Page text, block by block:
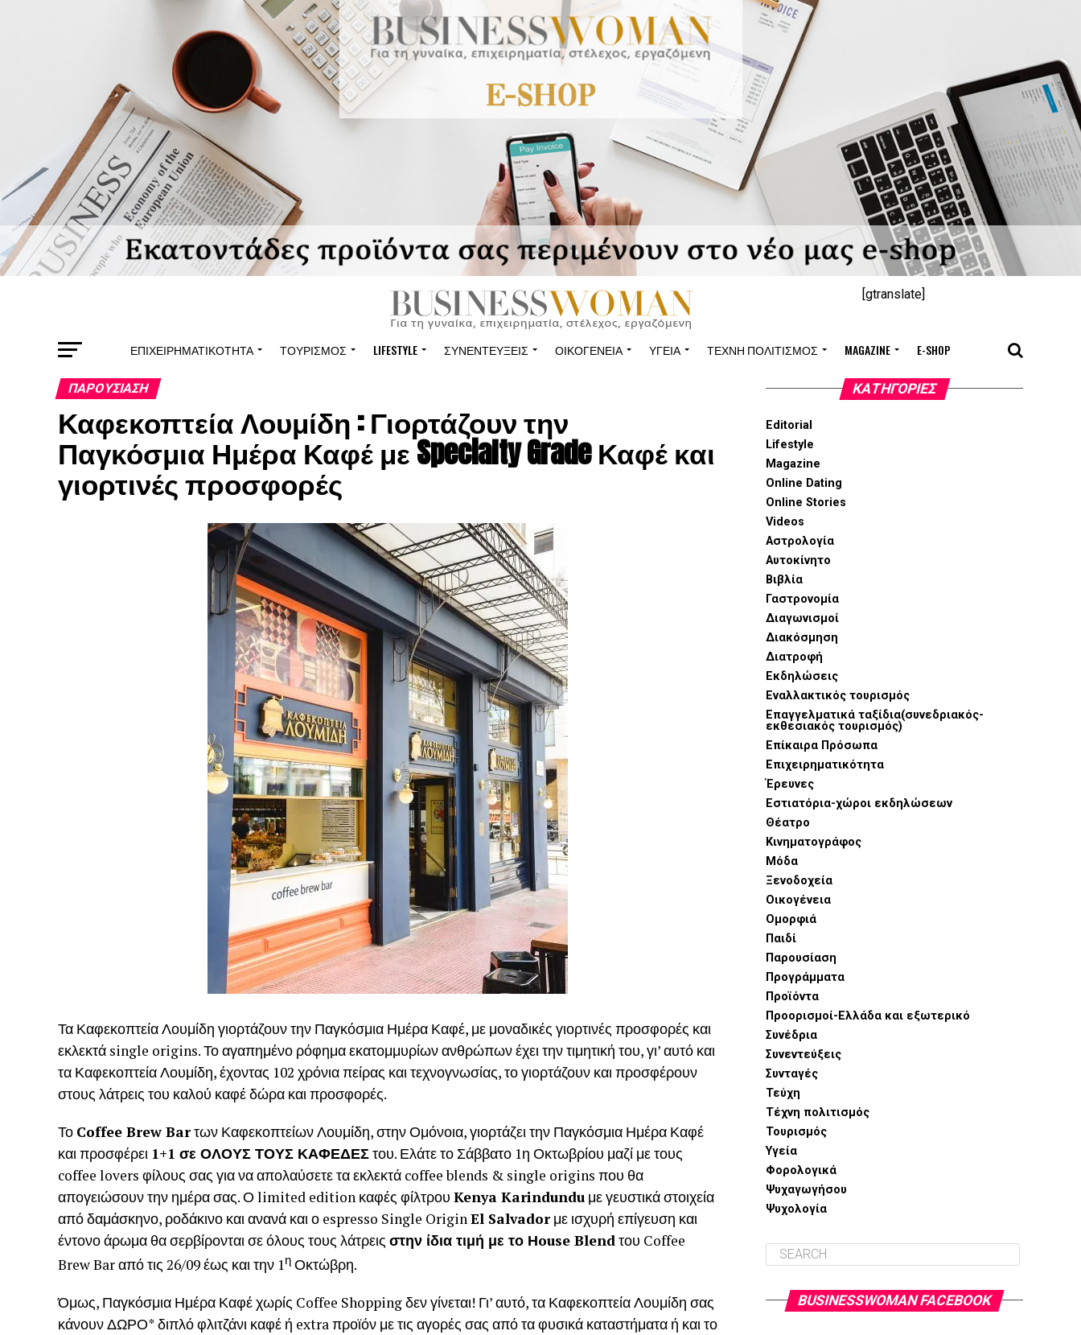
[gtranslate]
ΕΠΙΧΕΙΡΗΜΑΤΙΚΌΤΗΤΑ ΤΟΥΡΙΣΜΌΣ LIFESTYLE ΣΥΝΕΝΤΕΎΞΕΙΣ ΟΙΚΟΓΈΝΕΙΑ ΥΓΕΊΑ ΤΈΧΝΗ ΠΟΛΙΤΙΣΜΌΣ MAGAZINE E-SHOP
ΠΑΡΟΥΣΊΑΣΗ
Καφεκοπτεία Λουμίδη : Γιορτάζουν την
Παγκόσμια Ημέρα Καφέ με Specialty Grade Καφέ και
γιορτινές προσφορές
Τα Καφεκοπτεία Λουμίδη γιορτάζουν την Παγκόσμια Ημέρα Καφέ, με μοναδικές γιορτινές προσφορές και
εκλεκτά single origins. Το αγαπημένο ρόφημα εκατομμυρίων ανθρώπων έχει την τιμητική του, γι’ αυτό και
τα Καφεκοπτεία Λουμίδη, έχοντας 102 χρόνια πείρας και τεχνογνωσίας, το γιορτάζουν και προσφέρουν
στους λάτρεις του καλού καφέ δώρα και προσφορές.
Το Coffee Brew Barτων Καφεκοπτείων Λουμίδη, στην Ομόνοια, γιορτάζει την Παγκόσμια Ημέρα Καφέ
και προσφέρει 1+1 σε ΟΛΟΥΣ ΤΟΥΣ ΚΑΦΕΔΕΣτου. Ελάτε το Σάββατο 1η Οκτωβρίου μαζί με τους
coffee lovers φίλους σας για να απολαύσετε τα εκλεκτά coffee blends & single origins που θα
απογειώσουν την ημέρα σας. Ο limited edition καφές φίλτρου Kenya Karindundu με γευστικά στοιχεία
από δαμάσκηνο, ροδάκινο και ανανά και ο espresso Single OriginEl Salvadorμε ισχυρή επίγευση και
έντονο άρωμα θα σερβίρονται σε όλους τους λάτρεις στην ίδια τιμή με το Ηouse Blendτου Coffee
Brew Bar από τις 26/09 έως και την 1η Οκτώβρη.
Όμως, Παγκόσμια Ημέρα Καφέ χωρίς Coffee Shopping δεν γίνεται! Γι’ αυτό, τα Καφεκοπτεία Λουμίδη σας
κάνουν ΔΩΡΟ* διπλό φλιτζάνι καφέ ή extra προϊόν με τις αγορές σας από τα φυσικά καταστήματα ή και το
KΑΤΗΓΟΡΊΕΣ
Editorial
Lifestyle
Magazine
Online Dating
Online Stories
Videos
Αστρολογία
Αυτοκίνητο
Βιβλία
Γαστρονομία
Διαγωνισμοί
Διακόσμηση
Διατροφή
Εκδηλώσεις
Εναλλακτικός τουρισμός
Επαγγελματικά ταξίδια(συνεδριακός-
εκθεσιακός τουρισμός)
Επίκαιρα Πρόσωπα
Επιχειρηματικότητα
Έρευνες
Εστιατόρια-χώροι εκδηλώσεων
Θέατρο
Κινηματογράφος
Μόδα
Ξενοδοχεία
Οικογένεια
Ομορφιά
Παιδί
Παρουσίαση
Προγράμματα
Προϊόντα
Προορισμοί-Ελλάδα και εξωτερικό
Συνέδρια
Συνεντεύξεις
Συνταγές
Τεύχη
Τέχνη πολιτισμός
Τουρισμός
Υγεία
Φορολογικά
Ψυχαγωγήσου
Ψυχολογία
BUSINESSWOMAN FACEBOOK